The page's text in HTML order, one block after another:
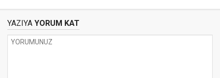
YAZIYA YORUM KAT